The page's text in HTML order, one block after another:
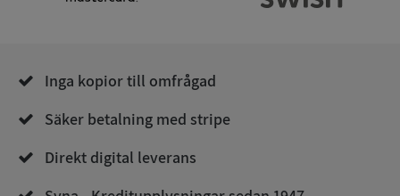
Inga kopior till omfrågad
Säker betalning med stripe
Direkt digital leverans